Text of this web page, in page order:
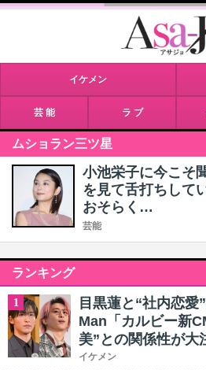
イケメン
芸 能 ラ ブ
ムショラン三ツ星
小池栄子に今こそ
を見て舌打ちして
おそらく…
芸能
ランキング
1
目黒蓮と“社内恋
Man「カルビー新
美”との関係性が大
イケメン